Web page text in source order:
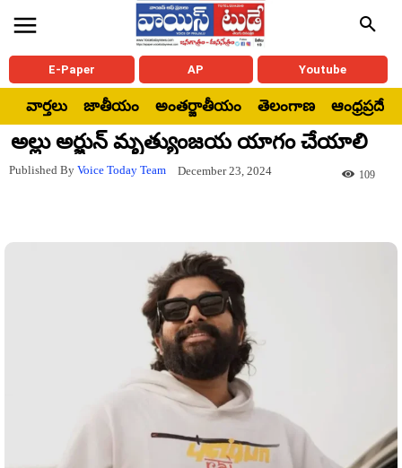
E-Paper AP Youtube
వార్తలు జాతీయం అంతర్జాతీయం తెలంగాణ ఆంధ్రప్రదేశ్
అల్లు అర్జున్ మృత్యుంజయ యాగం చేయాలి
Published By Voice Today Team December 23, 2024 109